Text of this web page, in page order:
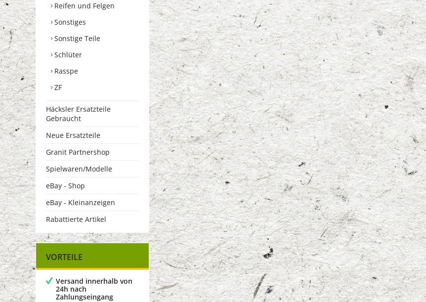
Reifen und Felgen
Sonstiges
Sonstige Teile
Schlüter
Rasspe
ZF
Häcksler Ersatzteile
Gebraucht
Neue Ersatzteile
Granit Partnershop
Spielwaren/Modelle
eBay - Shop
eBay - Kleinanzeigen
Rabattierte Artikel
VORTEILE
Versand innerhalb von
24h nach
Zahlungseingang